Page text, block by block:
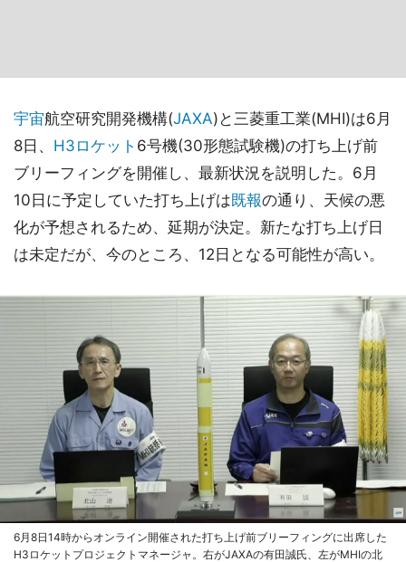
宇宙航空研究開発機構(JAXA)と三菱重工業(MHI)は6月
8日、 H3 ロケット 6号機(30形態試験機)の打ち上げ前
ブリーフィングを開催し、最新状況を説明した。6月
10日に予定していた打ち上げは既報の通り、天候の悪
化が予想されるため、延期が決定。新たな打ち上げ日
は未定だが、今のところ、12日となる可能性が高い。
6月8日14時からオンライン開催された打ち上げ前ブリーフィングに出席した
H3ロケットプロジェクトマネージャ。右がJAXAの有田誠氏、左がMHIの北